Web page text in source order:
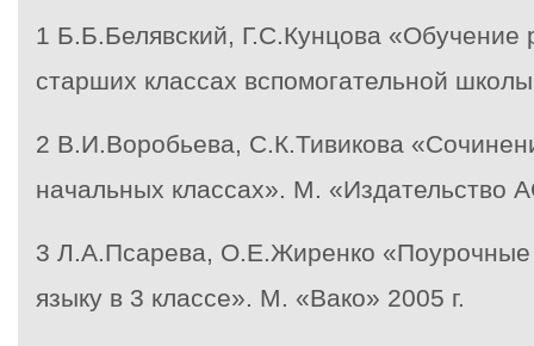
1 Б.Б.Белявский, Г.С.Кунцова «Обучение
старших классах вспомогательной
2 В.И.Воробьева, С.К.Тивикова
начальных классах». М. «Издательство
3 Л.А.Псарева, О.Е.Жиренко «Поурочные
языку в 3 классе». М. «Вако» 2005 г.